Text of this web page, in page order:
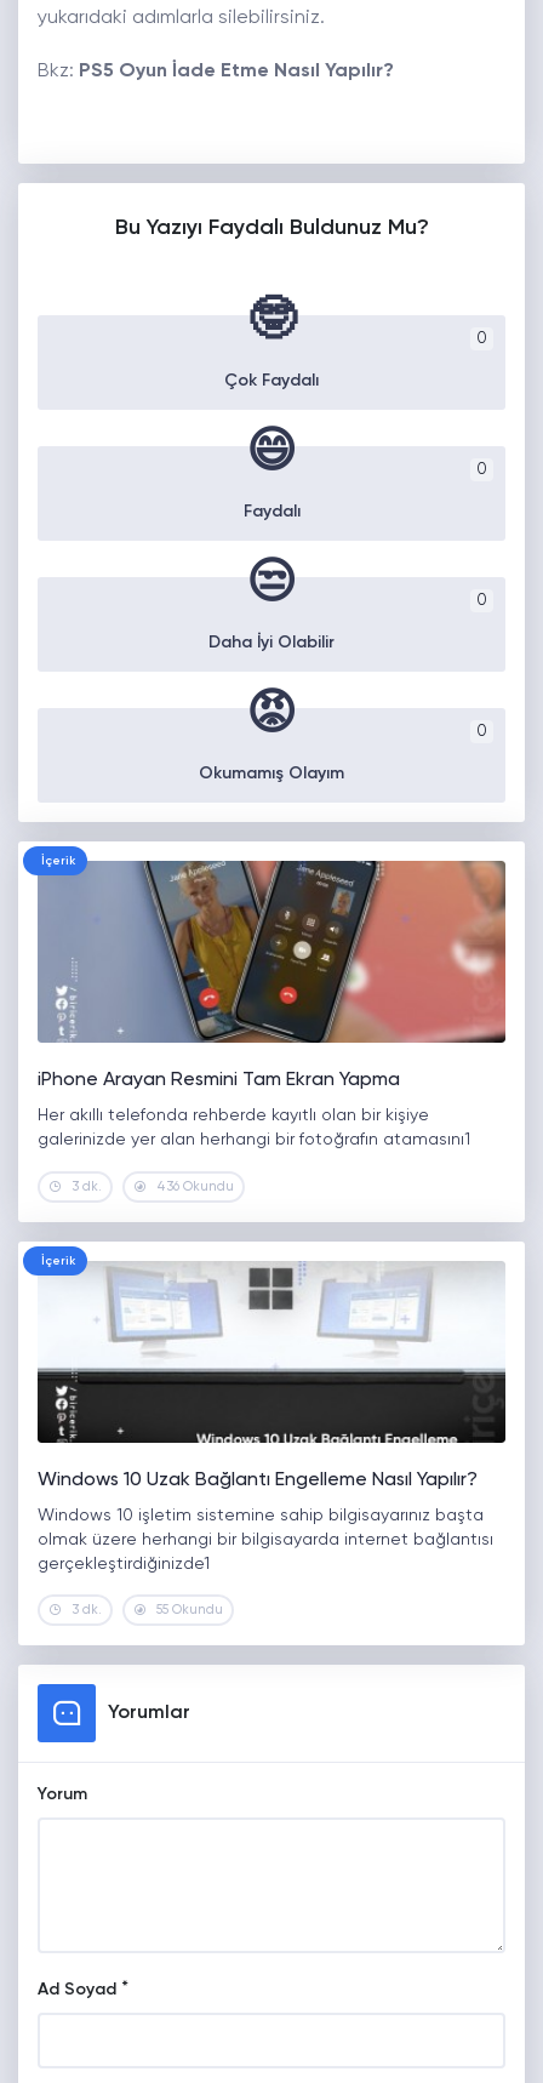
yukarıdaki adımlarla silebilirsiniz.
Bkz: PS5 Oyun İade Etme Nasıl Yapılır?
Bu Yazıyı Faydalı Buldunuz Mu?
0
🤓
Çok Faydalı
0
😄
Faydalı
0
😒
Daha İyi Olabilir
0
😡
Okumamış Olayım
İçerik
iPhone Arayan Resmini Tam Ekran Yapma
Her akıllı telefonda rehberde kayıtlı olan bir kişiye
galerinizde yer alan herhangi bir fotoğrafın atamasını1
3 dk. 436 Okundu
İçerik
Windows 10 Uzak Bağlantı Engelleme Nasıl Yapılır?
Windows 10 işletim sistemine sahip bilgisayarınız başta
olmak üzere herhangi bir bilgisayarda internet bağlantısı
gerçekleştirdiğinizde1
3 dk. 55 Okundu
Yorumlar
Yorum
Ad Soyad *